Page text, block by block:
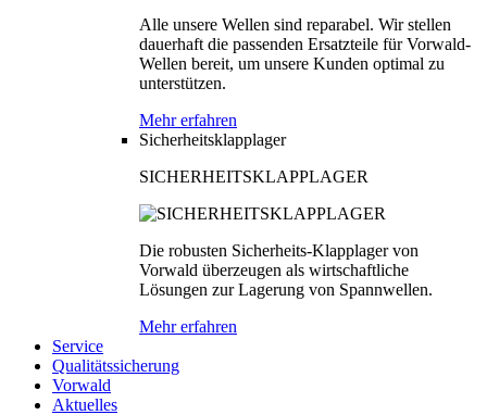
Alle unsere Wellen sind reparabel. Wir stellen
dauerhaft die passenden Ersatzteile für Vorwald-
Wellen bereit, um unsere Kunden optimal zu
unterstützen.
Mehr erfahren
Sicherheitsklapplager
SICHERHEITSKLAPPLAGER
Die robusten Sicherheits-Klapplager von
Vorwald überzeugen als wirtschaftliche
Lösungen zur Lagerung von Spannwellen.
Mehr erfahren
Service
Qualitätssicherung
Vorwald
Aktuelles